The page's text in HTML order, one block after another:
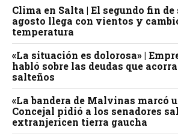
u
d
o
Clima en Salta | El segundo fin de
agosto llega con vientos y
temperatura
«La situación es dolorosa» |
habló sobre las deudas que
salteños
«La bandera de Malvinas marcó
Concejal pidió a los senadores
extranjericen tierra gaucha